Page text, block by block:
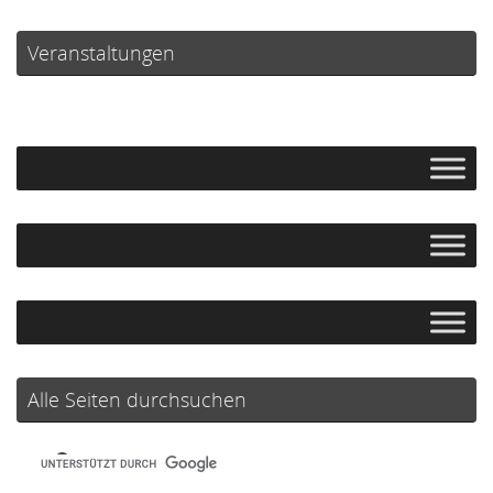
Veranstaltungen
Alle Seiten durchsuchen